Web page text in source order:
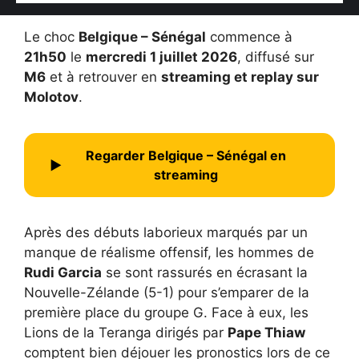
Le choc Belgique – Sénégal commence à
21h50 le mercredi 1 juillet 2026, diffusé sur
M6 et à retrouver en streaming et replay sur
Molotov.
▶
Regarder Belgique – Sénégal en
streaming
Après des débuts laborieux marqués par un
manque de réalisme offensif, les hommes de
Rudi Garcia se sont rassurés en écrasant la
Nouvelle-Zélande (5-1) pour s’emparer de la
première place du groupe G. Face à eux, les
Lions de la Teranga dirigés par Pape Thiaw
comptent bien déjouer les pronostics lors de ce